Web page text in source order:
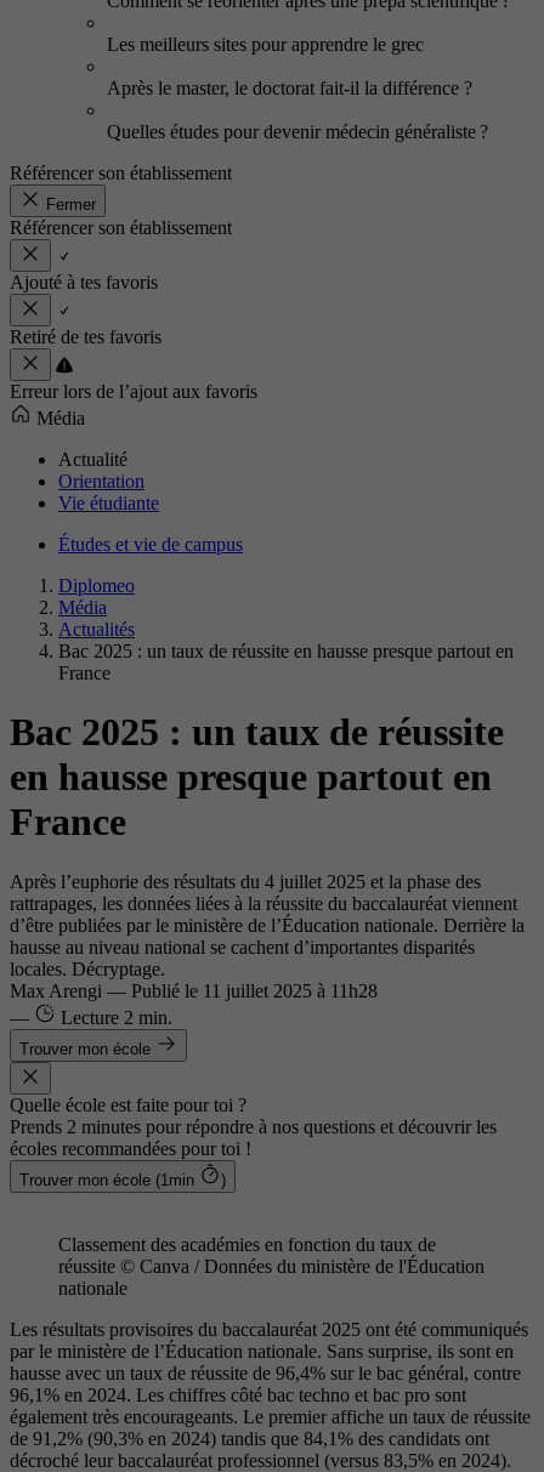
Les meilleurs sites pour apprendre le grec
Après le master, le doctorat fait-il la différence ?
Quelles études pour devenir médecin généraliste ?
Référencer son établissement
Fermer
Référencer son établissement
Ajouté à tes favoris
Retiré de tes favoris
Erreur lors de l’ajout aux favoris
Média
Actualité
Orientation
Vie étudiante
Études et vie de campus
Diplomeo
Média
Actualités
Bac 2025 : un taux de réussite en hausse presque partout en
France
Bac 2025 : un taux de réussite
en hausse presque partout en
France
Après l’euphorie des résultats du 4 juillet 2025 et la phase des
rattrapages, les données liées à la réussite du baccalauréat viennent
d’être publiées par le ministère de l’Éducation nationale. Derrière la
hausse au niveau national se cachent d’importantes disparités
locales. Décryptage.
Max Arengi — Publié le 11 juillet 2025 à 11h28
—
Lecture 2 min.
Trouver mon école
Quelle école est faite pour toi ?
Prends 2 minutes pour répondre à nos questions et découvrir les
écoles recommandées pour toi !
Trouver mon école (1min )
Classement des académies en fonction du taux de
réussite © Canva / Données du ministère de l'Éducation
nationale
Les résultats provisoires du baccalauréat 2025 ont été communiqués
par le ministère de l’Éducation nationale. Sans surprise, ils sont en
hausse avec un taux de réussite de 96,4% sur le bac général, contre
96,1% en 2024. Les chiffres côté bac techno et bac pro sont
également très encourageants. Le premier affiche un taux de réussite
de 91,2% (90,3% en 2024) tandis que 84,1% des candidats ont
décroché leur baccalauréat professionnel (versus 83,5% en 2024).